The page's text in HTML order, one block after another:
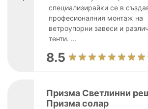
специализирайки се в
професионалния монтаж на
ветроупорни завеси и
тенти. ...
8.5
Призма Светлинни
Призма солар